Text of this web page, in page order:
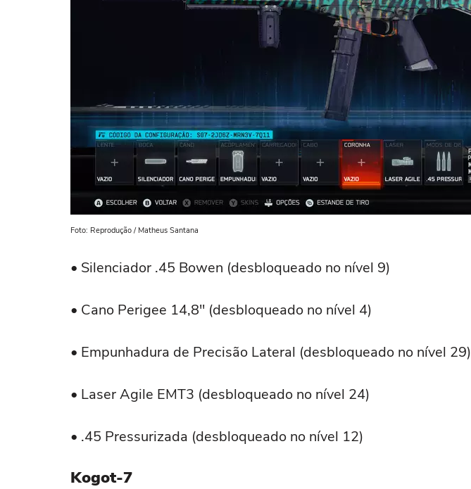
Foto: Reprodução / Matheus Santana
• Silenciador .45 Bowen (desbloqueado no nível 9)
• Cano Perigee 14,8" (desbloqueado no nível 4)
• Empunhadura de Precisão Lateral (desbloqueado no nível 29)
• Laser Agile EMT3 (desbloqueado no nível 24)
• .45 Pressurizada (desbloqueado no nível 12)
Kogot-7